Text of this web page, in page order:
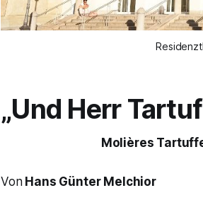
„Und Herr
Molières
VonHans Günter Melchior